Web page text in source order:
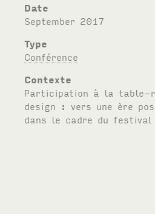
Date
September 2017
Type
Conférence
Contexte
Participation à la table-
design : vers une ère
dans le cadre du festival